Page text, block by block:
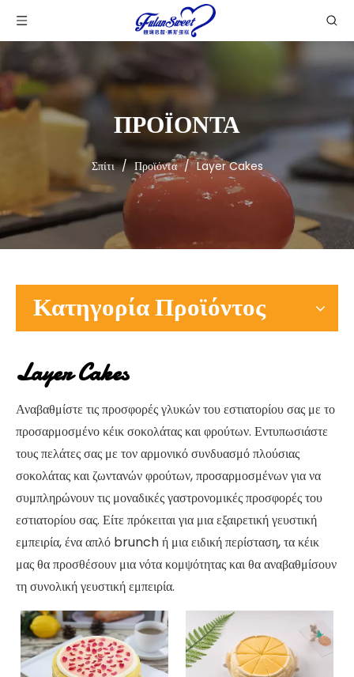
ΠΡΟΪΟΝΤΑ
Σπίτι / Προϊόντα / Layer Cakes
Κατηγορία Προϊόντος
Layer Cakes
Αναβαθμίστε τις προσφορές γλυκών του εστιατορίου σας με το
προσαρμοσμένο κέικ σοκολάτας και φρούτων. Εντυπωσιάστε
τους πελάτες σας με τον αρμονικό συνδυασμό πλούσιας
σοκολάτας και ζωντανών φρούτων, προσαρμοσμένων για να
συμπληρώνουν τις μοναδικές γαστρονομικές προσφορές του
εστιατορίου σας. Είτε πρόκειται για μια εξαιρετική γευστική
εμπειρία, ένα απλό brunch ή μια ειδική περίσταση, τα κέικ
μας θα προσθέσουν μια νότα κομψότητας και θα αναβαθμίσουν
τη συνολική γευστική εμπειρία.